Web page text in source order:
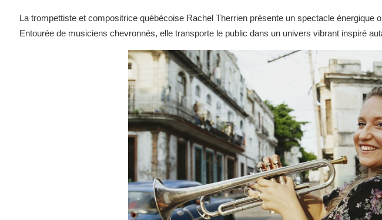
La trompettiste et compositrice québécoise Rachel Therrien présente un spectacle énergique
Entourée de musiciens chevronnés, elle transporte le public dans un univers vibrant inspiré